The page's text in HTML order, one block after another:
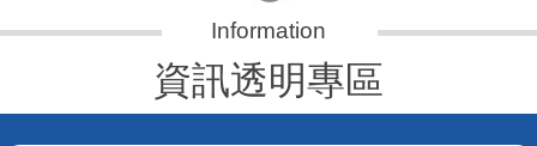
資訊透明專區